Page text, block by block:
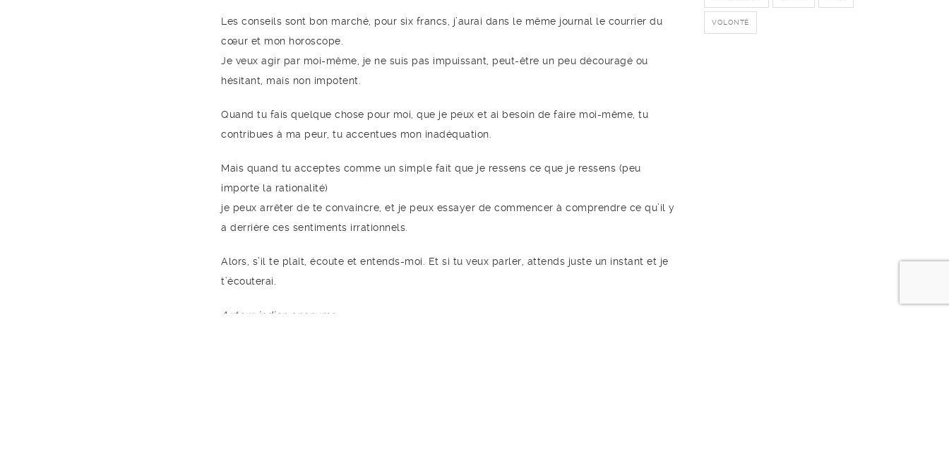
Les conseils sont bon marché, pour six francs, j’aurai dans le même journal le courrier du
cœur et mon horoscope.
Je veux agir par moi-même, je ne suis pas impuissant, peut-être un peu découragé ou
hésitant, mais non impotent.
Quand tu fais quelque chose pour moi, que je peux et ai besoin de faire moi-même, tu
contribues à ma peur, tu accentues mon inadéquation.
Mais quand tu acceptes comme un simple fait que je ressens ce que je ressens (peu
importe la rationalité)
je peux arrêter de te convaincre, et je peux essayer de commencer à comprendre ce qu’il y
a derrière ces sentiments irrationnels.
Alors, s’il te plaît, écoute et entends-moi. Et si tu veux parler, attends juste un instant et je
t’écouterai.
Auteur indien anonyme.
VOLONTÉ